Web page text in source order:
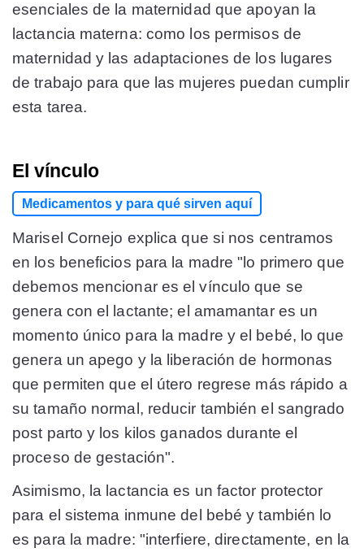
esenciales de la maternidad que apoyan la
lactancia materna: como los permisos de
maternidad y las adaptaciones de los lugares
de trabajo para que las mujeres puedan cumplir
esta tarea.
El vínculo
Medicamentos y para qué sirven aquí
Marisel Cornejo explica que si nos centramos
en los beneficios para la madre "lo primero que
debemos mencionar es el vínculo que se
genera con el lactante; el amamantar es un
momento único para la madre y el bebé, lo que
genera un apego y la liberación de hormonas
que permiten que el útero regrese más rápido a
su tamaño normal, reducir también el sangrado
post parto y los kilos ganados durante el
proceso de gestación".
Asimismo, la lactancia es un factor protector
para el sistema inmune del bebé y también lo
es para la madre: "interfiere, directamente, en la